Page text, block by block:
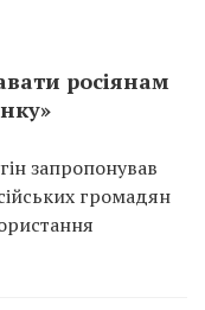
росіянам
запропонував
громадян